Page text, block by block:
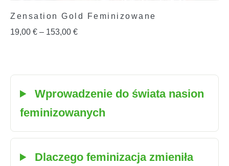
Zensation Gold Feminizowane
19,00 € – 153,00 €
Wprowadzenie do świata nasion
feminizowanych
Dlaczego feminizacja zmieniła